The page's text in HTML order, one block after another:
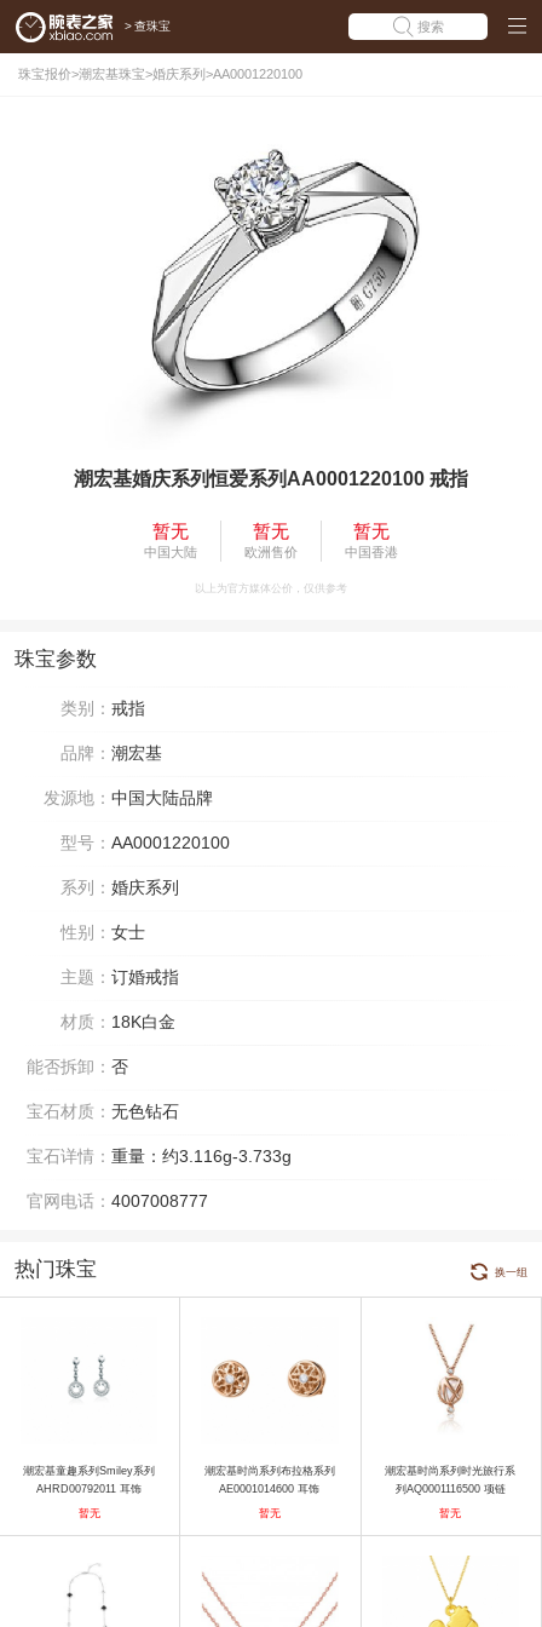
> 查珠宝 搜索
珠宝报价>潮宏基珠宝>婚庆系列 >AA0001220100
潮宏基婚庆系列恒爱系列AA0001220100 戒指
暂无
中国大陆
暂无
欧洲售价
暂无
中国香港
以上为官方媒体公价，仅供参考
珠宝参数
类别： 戒指
品牌： 潮宏基
发源地： 中国大陆品牌
型号： AA0001220100
系列： 婚庆系列
性别： 女士
主题： 订婚戒指
材质： 18K白金
能否拆卸： 否
宝石材质： 无色钻石
宝石详情： 重量：约3.116g-3.733g
官网电话： 4007008777
热门珠宝 换一组
潮宏基童趣系列Smiley系列
AHRD00792011 耳饰
暂无
潮宏基时尚系列布拉格系列
AE0001014600 耳饰
暂无
潮宏基时尚系列时光旅行系
列AQ0001116500 项链
暂无